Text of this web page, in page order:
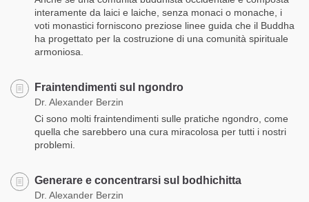
interamente da laici e laiche, senza monaci o monache, i
voti monastici forniscono preziose linee guida che il Buddha
ha progettato per la costruzione di una comunità spirituale
armoniosa.
Fraintendimenti sul ngondro
Dr. Alexander Berzin
Ci sono molti fraintendimenti sulle pratiche ngondro, come
quella che sarebbero una cura miracolosa per tutti i nostri
problemi.
Generare e concentrarsi sul bodhichitta
Dr. Alexander Berzin